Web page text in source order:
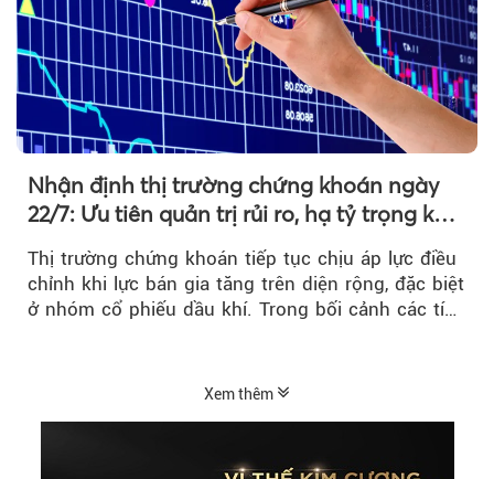
Nhận định thị trường chứng khoán ngày
22/7: Ưu tiên quản trị rủi ro, hạ tỷ trọng khi
Thị trường chứng khoán tiếp tục chịu áp lực điều
chỉnh khi lực bán gia tăng trên diện rộng, đặc biệt
ở nhóm cổ phiếu dầu khí. Trong bối cảnh các tín
Xem thêm